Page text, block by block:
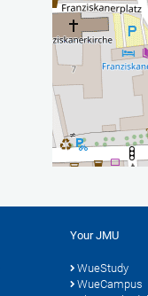
Your JMU
WueStudy
WueCampus